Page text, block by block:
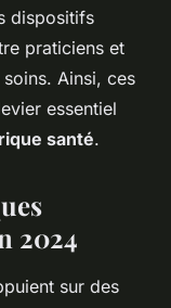
dispositifs
praticiens et
Ainsi, ces
essentiel
santé.
2024
sur des